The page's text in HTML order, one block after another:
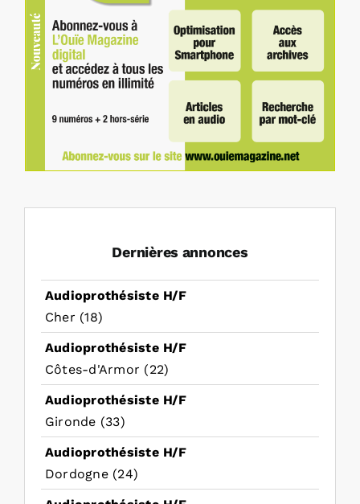
Dernières annonces
Audioprothésiste H/F
Cher (18)
Audioprothésiste H/F
Côtes-d'Armor (22)
Audioprothésiste H/F
Gironde (33)
Audioprothésiste H/F
Dordogne (24)